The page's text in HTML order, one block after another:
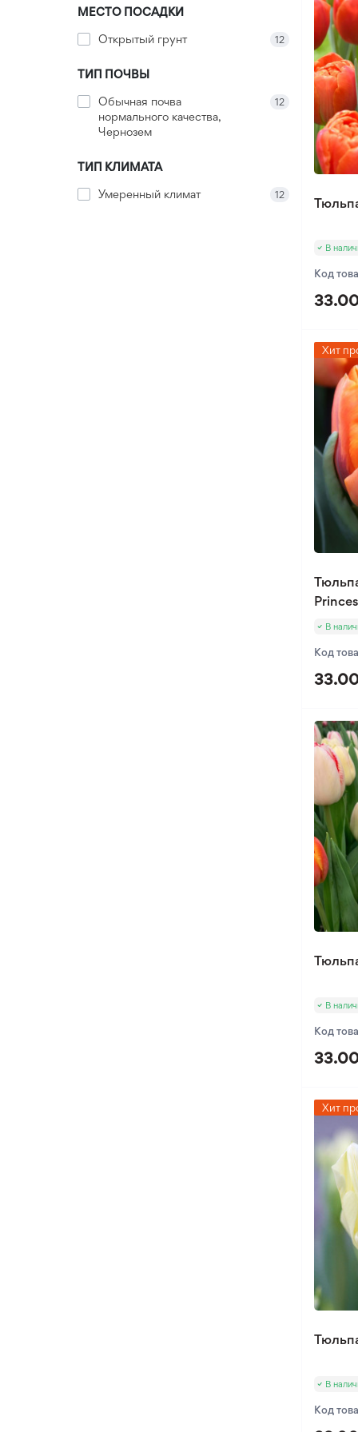
Оксалис
Такка
Хохлатка
Иксия
Фрезия
МЕСТО ПОСАДКИ
Открытый грунт
12
ТИП ПОЧВЫ
Обычная почва
нормального качества,
Чернозем
12
ТИП КЛИМАТА
Умеренный климат
12
В
Код
Хит
В
Код
В
Код
Хит
В
Код